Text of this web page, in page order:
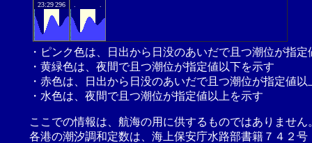
23:29296
・ピンク色は、日出から日没のあいだで且つ潮位が指
・黄緑色は、夜間で且つ潮位が指定値以下を示す
・赤色は、日出から日没のあいだで且つ潮位が指定値以
・水色は、夜間で且つ潮位が指定値以上を示す
ここでの情報は、航海の用に供するものではありませ
各港の潮汐調和定数は、海上保安庁水路部書籍７４２